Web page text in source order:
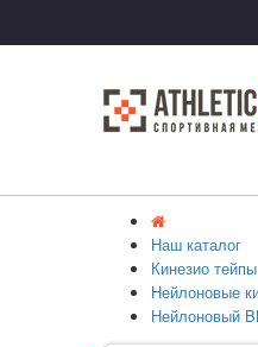
Наш каталог
Кинезио тейпы
Нейлоновые
Нейлоновый